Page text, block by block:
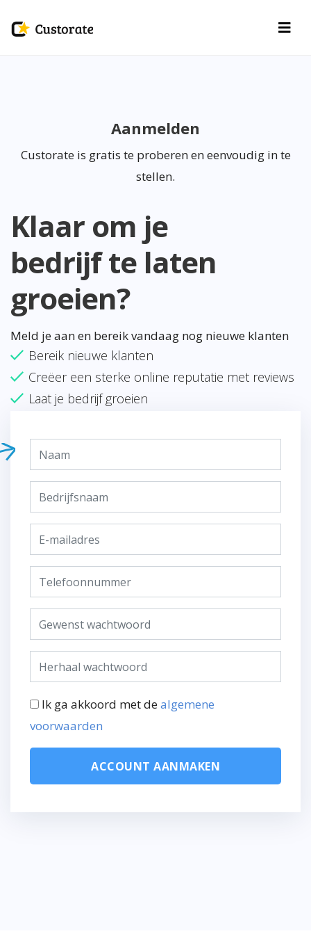
Aanmelden
Custorate is gratis te proberen en eenvoudig in te
stellen.
Klaar om je
bedrijf te laten
groeien?
Meld je aan en bereik vandaag nog nieuwe klanten
Bereik nieuwe klanten
Creëer een sterke online reputatie met reviews
Laat je bedrijf groeien
Ik ga akkoord met dealgemene
voorwaarden